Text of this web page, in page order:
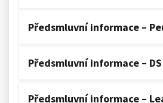
Předsmluvní informace –
Předsmluvní informace – DS
Předsmluvní informace –